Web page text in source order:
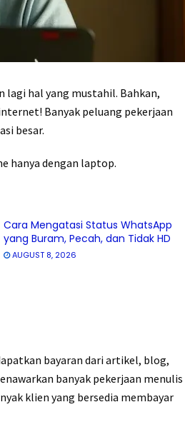
lagi hal yang mustahil. Bahkan,
Banyak peluang pekerjaan
besar.
hanya dengan laptop.
Cara Mengatasi Status WhatsApp
yang Buram, Pecah, dan Tidak HD
AUGUST 8, 2026
bayaran dari artikel, blog,
banyak pekerjaan menulis
klien yang bersedia membayar